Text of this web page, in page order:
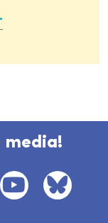
media!